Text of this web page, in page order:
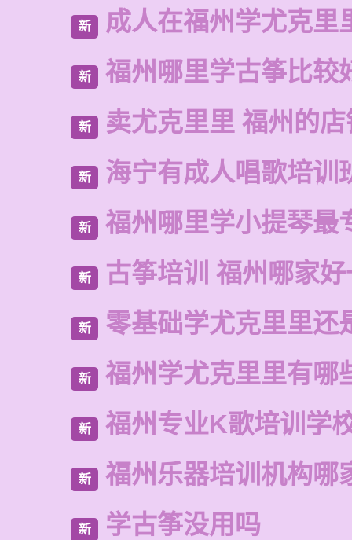
新 成人在福州学尤克里
新 福州哪里学古筝比较
新 卖尤克里里 福州的店
新 海宁有成人唱歌培训
新 福州哪里学小提琴最
新 古筝培训 福州哪家
新 零基础学尤克里里还
新 福州学尤克里里有哪
新 福州专业K歌培训学
新 福州乐器培训机构哪
新 学古筝没用吗